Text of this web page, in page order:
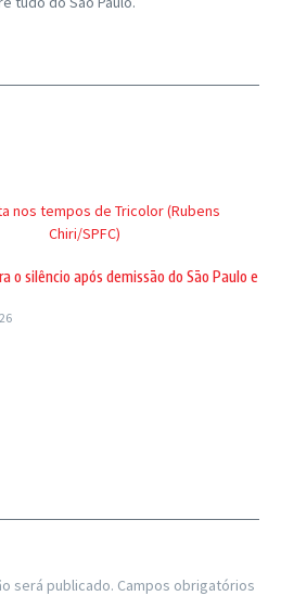
nos tempos de Tricolor (Rubens
Chiri/SPFC)
o silêncio após demissão do São Paulo e
será publicado. Campos obrigatórios